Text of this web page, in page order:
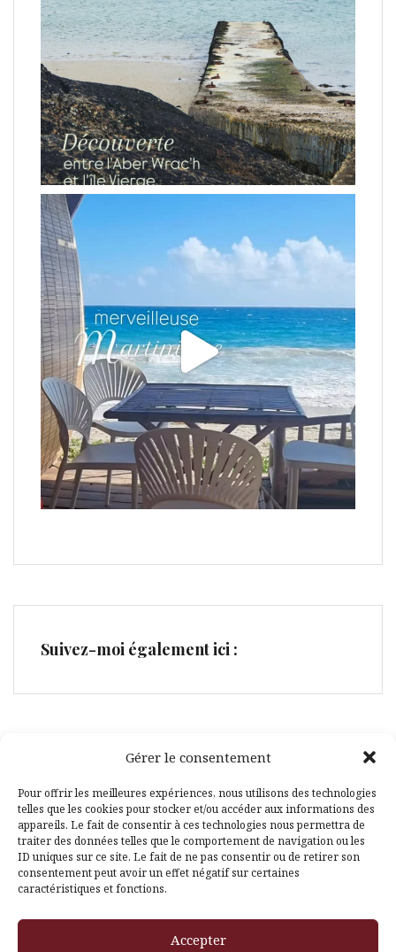
Gérer le consentement
Pour offrir les meilleures expériences, nous utilisons des technologies
telles que les cookies pour stocker et/ou accéder aux informations des
appareils. Le fait de consentir à ces technologies nous permettra de
traiter des données telles que le comportement de navigation ou les
ID uniques sur ce site. Le fait de ne pas consentir ou de retirer son
consentement peut avoir un effet négatif sur certaines
caractéristiques et fonctions.
Accepter
Suivez-moi également ici :
Facebook
Pinterest